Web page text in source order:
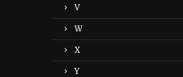
V
W
X
Y